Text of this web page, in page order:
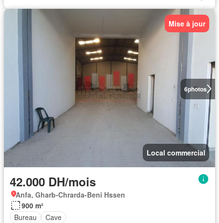
6photos
Mise à jour
Local commercial
42.000 DH/mois
Anfa, Gharb-Chrarda-Beni Hssen
900 m²
Bureau
Cave